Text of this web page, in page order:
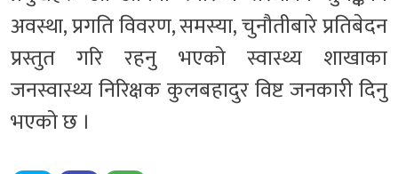
अवस्था, प्रगति विवरण, समस्या, चुनौतीबारे प्रतिबेदन
प्रस्तुत गरि रहनु भएको स्वास्थ्य शाखाका
जनस्वास्थ्य निरिक्षक कुलबहादुर विष्ट जनकारी दिनु
भएको छ ।